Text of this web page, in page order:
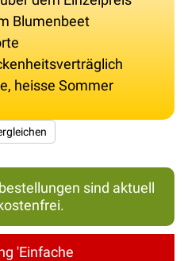
Blumenbeet
heisse Sommer
sind aktuell
'Einfache